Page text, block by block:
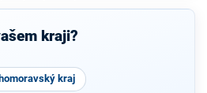
Svobodný
Starostové
Moravu
kraji?
kraj